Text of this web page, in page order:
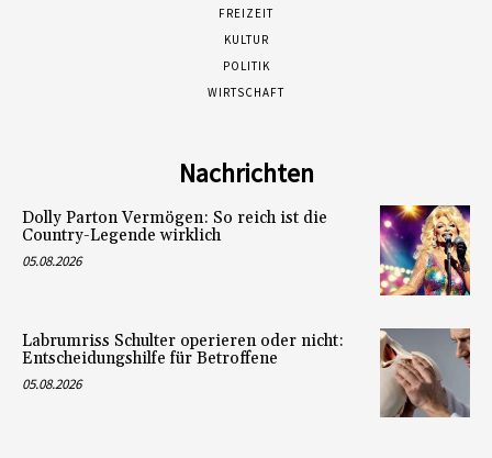
FREIZEIT
KULTUR
POLITIK
WIRTSCHAFT
Nachrichten
Dolly Parton Vermögen: So reich ist die
Country-Legende wirklich
05.08.2026
Labrumriss Schulter operieren oder nicht:
Entscheidungshilfe für Betroffene
05.08.2026